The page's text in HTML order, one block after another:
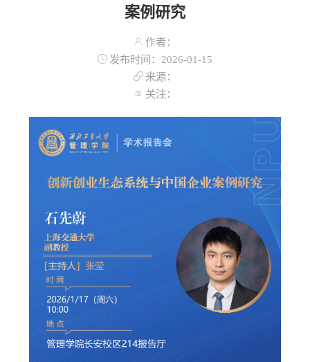
案例研究
作者：
发布时间：2026-01-15
来源：
关注：